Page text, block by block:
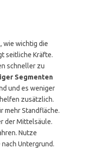
wie wichtig die
seitliche Kräfte.
schneller zu
Segmenten
und es weniger
zusätzlich.
mehr Standfläche.
der Mittelsäule.
Nutze
Untergrund.